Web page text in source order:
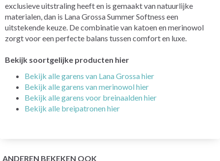
exclusieve uitstraling heeft en is gemaakt van natuurlijke
materialen, dan is Lana Grossa Summer Softness een
uitstekende keuze. De combinatie van katoen en merinowol
zorgt voor een perfecte balans tussen comfort en luxe.
Bekijk soortgelijke producten hier
Bekijk alle garens van Lana Grossa hier
Bekijk alle garens van merinowol hier
Bekijk alle garens voor breinaalden hier
Bekijk alle breipatronen hier
ANDEREN BEKEKEN OOK